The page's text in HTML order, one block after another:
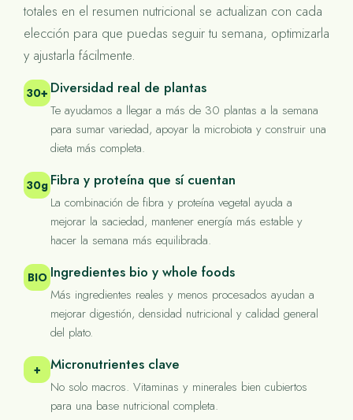
totales en el resumen nutricional se actualizan con cada
elección para que puedas seguir tu semana, optimizarla
y ajustarla fácilmente.
30+ Diversidad real de plantas
Te ayudamos a llegar a más de 30 plantas a la semana
para sumar variedad, apoyar la microbiota y construir una
dieta más completa.
30g Fibra y proteína que sí cuentan
La combinación de fibra y proteína vegetal ayuda a
mejorar la saciedad, mantener energía más estable y
hacer la semana más equilibrada.
BIO Ingredientes bio y whole foods
Más ingredientes reales y menos procesados ayudan a
mejorar digestión, densidad nutricional y calidad general
del plato.
+ Micronutrientes clave
No solo macros. Vitaminas y minerales bien cubiertos
para una base nutricional completa.